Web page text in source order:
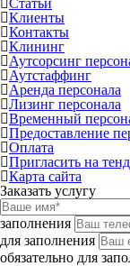
Клиенты
Контакты
Клининг
Аутсорсинг
Аутстаффинг
Аренда персонала
Лизинг персонала
Временный
Предоставление
Оплата
Пригласить на
Карта сайта
Заказать услугу
заполнения
для заполнения
обязательно для